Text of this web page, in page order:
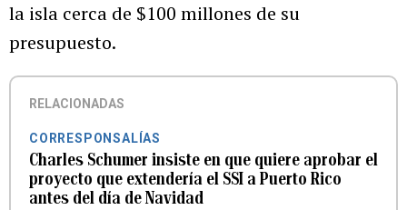
la isla cerca de $100 millones de su
presupuesto.
RELACIONADAS
CORRESPONSALÍAS
Charles Schumer insiste en que quiere aprobar el
proyecto que extendería el SSI a Puerto Rico
antes del día de Navidad